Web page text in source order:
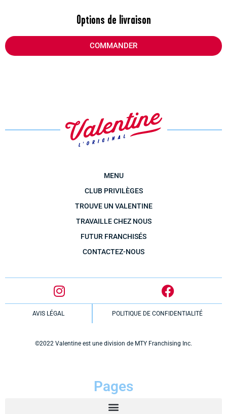
Options de livraison
COMMANDER
MENU
CLUB PRIVILÈGES
TROUVE UN VALENTINE
TRAVAILLE CHEZ NOUS
FUTUR FRANCHISÉS
CONTACTEZ-NOUS
AVIS LÉGAL POLITIQUE DE CONFIDENTIALITÉ
©2022 Valentine est une division de MTY Franchising Inc.
Pages